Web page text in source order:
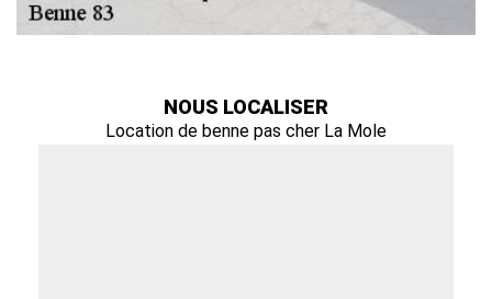
NOUS LOCALISER
Location de benne pas cher La Mole